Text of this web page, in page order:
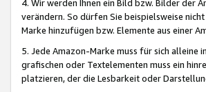
4. Wir werden Ihnen ein Bild bzw. Bilder der
verändern. So dürfen Sie beispielsweise
Marke hinzufügen bzw. Elemente aus einer
5. Jede Amazon-Marke muss für sich alleine
grafischen oder Textelementen muss ein
platzieren, der die Lesbarkeit oder